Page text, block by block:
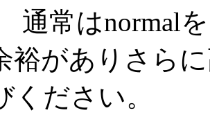
通常はnormal
裕がありさら
ください。